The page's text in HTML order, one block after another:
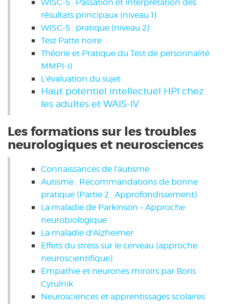
WISC-5 : Passation et interprétation des
résultats principaux (niveau 1)
WISC-5 : pratique (niveau 2)
Test Patte noire
Théorie et Pratique du Test de personnalité
MMPI-II
L'évaluation du sujet
Haut potentiel intellectuel HPI chez
les adultes et WAIS-IV
Les formations sur les troubles
neurologiques et neurosciences
Connaissances de l’autisme
Autisme : Recommandations de bonne
pratique (Partie 2 : Approfondissement)
La maladie de Parkinson – Approche
neurobiologique
La maladie d'Alzheimer
Effets du stress sur le cerveau (approche
neuroscientifique)
Empathie et neurones miroirs par Boris
Cyrulnik
Neurosciences et apprentissages scolaires